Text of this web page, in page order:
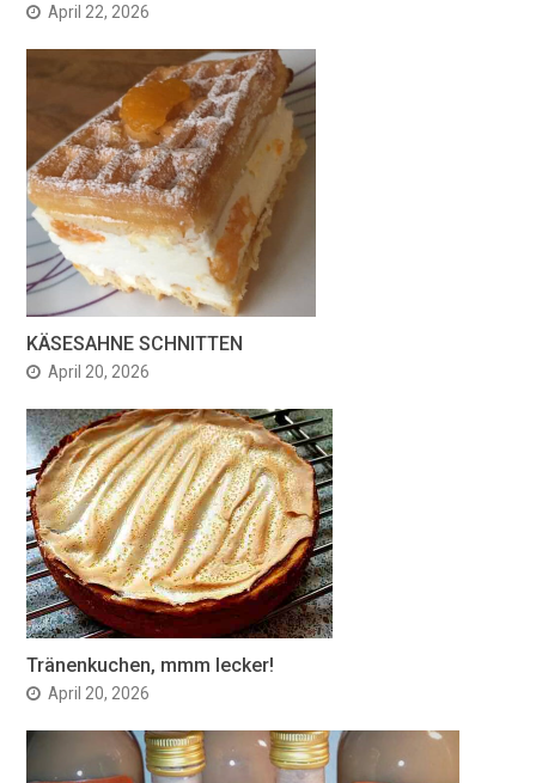
April 22, 2026
KÄSESAHNE SCHNITTEN
April 20, 2026
Tränenkuchen, mmm lecker!
April 20, 2026